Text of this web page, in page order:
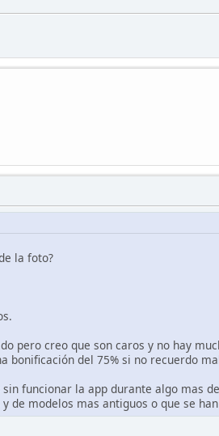
la foto?
pero creo que son caros y no hay
bonificación del 75% si no recuerdo
funcionar la app durante algo mas
de modelos mas antiguos o que se